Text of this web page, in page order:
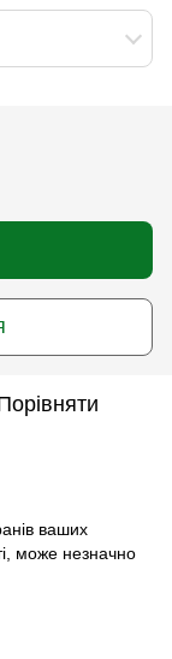
ваших
може незначно